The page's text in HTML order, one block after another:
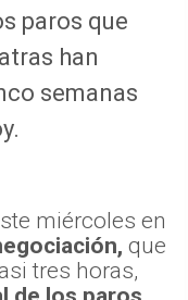
paros que
han
semanas
miércoles en
que
tres horas,